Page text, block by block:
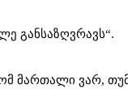
განსაზღვრავს“.
მართალი ვარ,